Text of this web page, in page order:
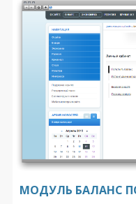
МОДУЛЬ БАЛАНС